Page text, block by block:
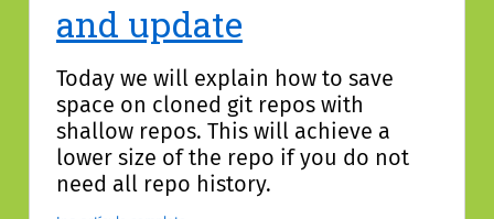
and update
Today we will explain how to save
space on cloned git repos with
shallow repos. This will achieve a
lower size of the repo if you do not
need all repo history.